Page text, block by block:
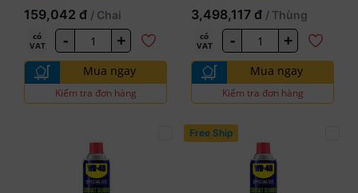
159,042 đ / Chai
có
VAT
- +
Mua ngay
Kiểm tra đơn hàng
3,498,117 đ / Thùng
có
VAT
- +
Mua ngay
Kiểm tra đơn hàng
Free Ship